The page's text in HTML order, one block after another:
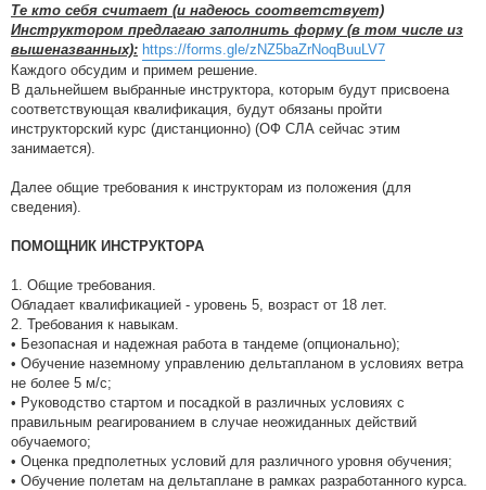
Те кто себя считает (и надеюсь соответствует)
Инструктором предлагаю заполнить форму (в том числе из
вышеназванных): https://forms.gle/zNZ5baZrNoqBuuLV7
Каждого обсудим и примем решение.
В дальнейшем выбранные инструктора, которым будут присвоена
соответствующая квалификация, будут обязаны пройти
инструкторский курс (дистанционно) (ОФ СЛА сейчас этим
занимается).
Далее общие требования к инструкторам из положения (для
сведения).
ПОМОЩНИК ИНСТРУКТОРА
1. Общие требования.
Обладает квалификацией - уровень 5, возраст от 18 лет.
2. Требования к навыкам.
• Безопасная и надежная работа в тандеме (опционально);
• Обучение наземному управлению дельтапланом в условиях ветра
не более 5 м/c;
• Руководство стартом и посадкой в различных условиях с
правильным реагированием в случае неожиданных действий
обучаемого;
• Оценка предполетных условий для различного уровня обучения;
• Обучение полетам на дельтаплане в рамках разработанного курса.